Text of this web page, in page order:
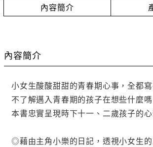
內容簡介
內容簡介
小女生酸酸甜甜的青春期心事，全都寫
不了解邁入青春期的孩子在想些什麼嗎
本書忠實呈現時下十一、二歲孩子的心
◎藉由主角小樂的日記，透視小女生的